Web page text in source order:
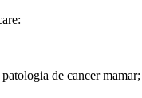
de cancer mamar;